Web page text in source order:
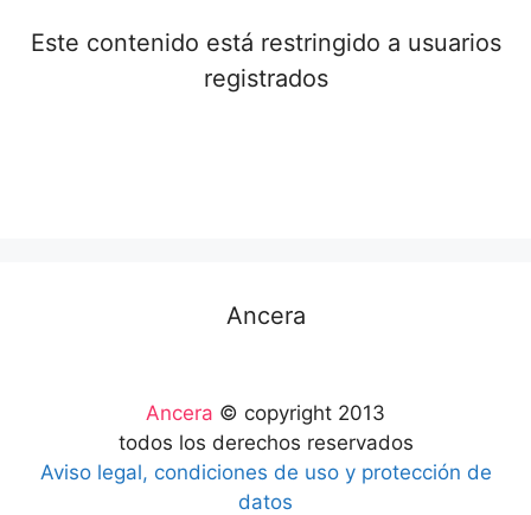
Este contenido está restringido a usuarios
registrados
Ancera
Ancera © copyright 2013
todos los derechos reservados
Aviso legal, condiciones de uso y protección de
datos